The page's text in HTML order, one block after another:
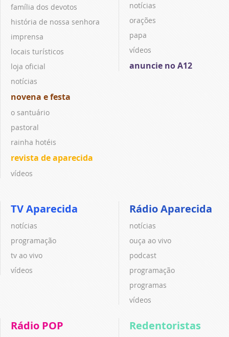
família dos devotos
história de nossa senhora
imprensa
locais turísticos
loja oficial
notícias
novena e festa
o santuário
pastoral
rainha hotéis
revista de aparecida
vídeos
notícias
orações
papa
vídeos
anuncie no A12
TV Aparecida
notícias
programação
tv ao vivo
vídeos
Rádio Aparecida
notícias
ouça ao vivo
podcast
programação
programas
vídeos
Rádio POP Redentoristas